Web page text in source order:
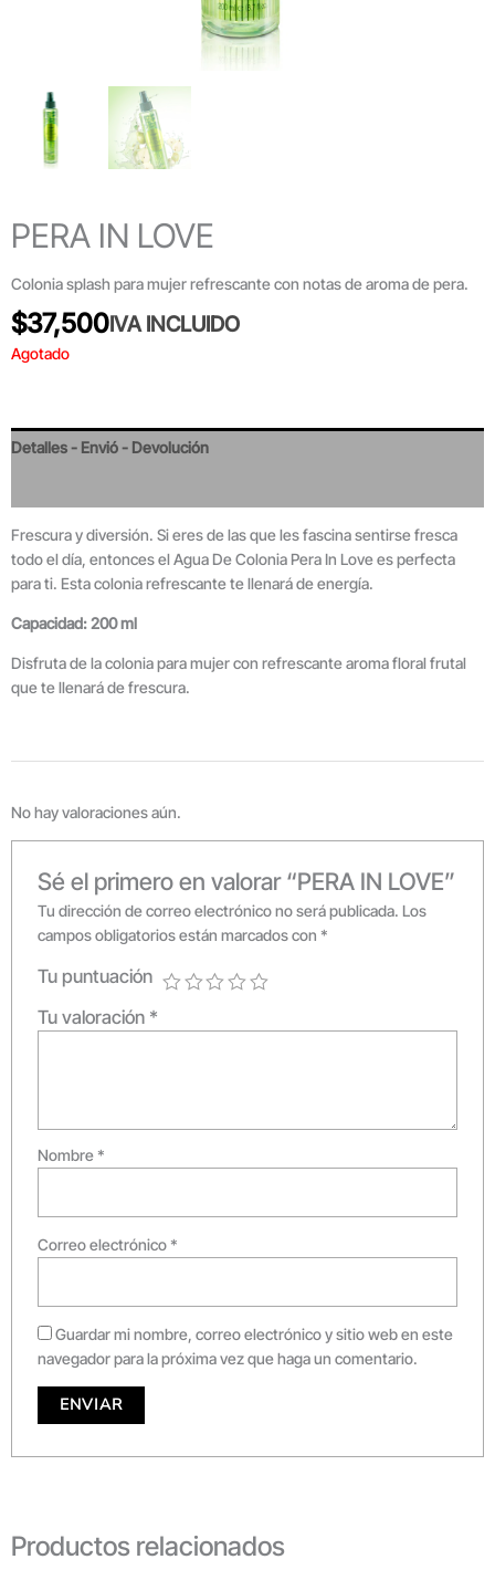
PERA IN LOVE
Colonia splash para mujer refrescante con notas de aroma de pera.
$37,500IVA INCLUIDO
Agotado
Detalles - Envió - Devolución
Frescura y diversión. Si eres de las que les fascina sentirse fresca
todo el día, entonces el Agua De Colonia Pera In Love es perfecta
para ti. Esta colonia refrescante te llenará de energía.
Capacidad: 200 ml
Disfruta de la colonia para mujer con refrescante aroma floral frutal
que te llenará de frescura.
No hay valoraciones aún.
Sé el primero en valorar “PERA IN LOVE”
Tu dirección de correo electrónico no será publicada. Los
campos obligatorios están marcados con *
Tu puntuación
Tu valoración *
Nombre *
Correo electrónico *
Guardar mi nombre, correo electrónico y sitio web en este
navegador para la próxima vez que haga un comentario.
Productos relacionados